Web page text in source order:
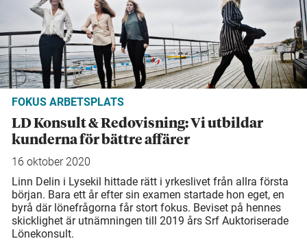
FOKUS ARBETSPLATS
LD Konsult & Redovisning: Vi utbildar
kunderna för bättre affärer
16 oktober 2020
Linn Delin i Lysekil hittade rätt i yrkeslivet från allra första
början. Bara ett år efter sin examen startade hon eget, en
byrå där lönefrågorna får stort fokus. Beviset på hennes
skicklighet är utnämningen till 2019 års Srf Auktoriserade
Lönekonsult.